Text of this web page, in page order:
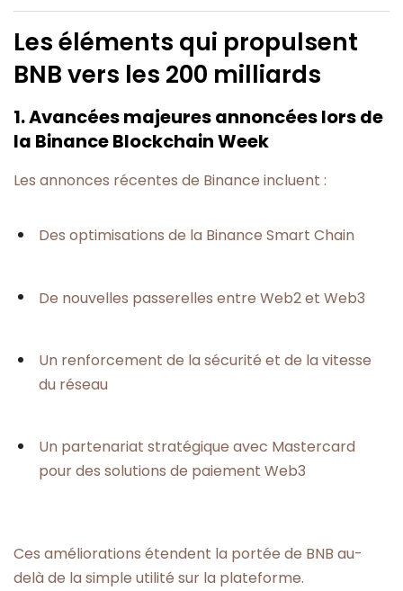
Les éléments qui propulsent
BNB vers les 200 milliards
1. Avancées majeures annoncées lors de
la Binance Blockchain Week
Les annonces récentes de Binance incluent :
Des optimisations de la Binance Smart Chain
De nouvelles passerelles entre Web2 et Web3
Un renforcement de la sécurité et de la vitesse
du réseau
Un partenariat stratégique avec Mastercard
pour des solutions de paiement Web3
Ces améliorations étendent la portée de BNB au-
delà de la simple utilité sur la plateforme.